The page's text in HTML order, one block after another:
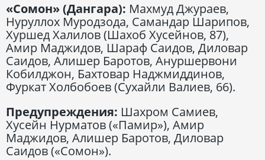
«Сомон» (Дангара): Махмуд Джураев,
Нуруллох Муродзода, Самандар Шарипов,
Хуршед Халилов (Шахоб Хусейнов, 87),
Амир Маджидов, Шараф Саидов, Диловар
Саидов, Алишер Баротов, Ануршервони
Кобилджон, Бахтовар Наджмиддинов,
Фуркат Холбобоев (Сухайли Валиев, 66).
Предупреждения: Шахром Самиев,
Хусейн Нурматов («Памир»), Амир
Маджидов, Алишер Баротов, Диловар
Саидов («Сомон»).